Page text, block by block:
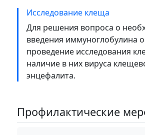
Исследование клеща
Для решения вопроса о
введения иммуноглобулина
проведение исследования
наличие в них вируса
энцефалита.
Профилактические